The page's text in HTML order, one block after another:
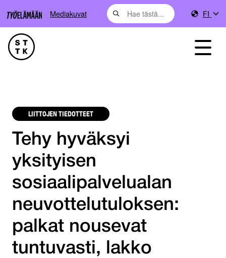
Mediakuvat FI
LIITTOJEN TIEDOTTEET
Tehy hyväksyi
yksityisen
sosiaalipalvelualan
neuvottelutuloksen:
palkat nousevat
tuntuvasti, lakko